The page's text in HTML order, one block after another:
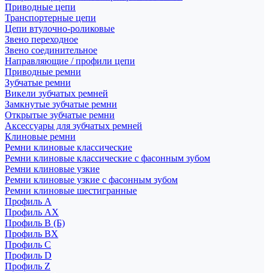
Приводные цепи
Транспортерные цепи
Цепи втулочно-роликовые
Звено переходное
Звено соединительное
Направляющие / профили цепи
Приводные ремни
Зубчатые ремни
Викели зубчатых ремней
Замкнутые зубчатые ремни
Открытые зубчатые ремни
Аксессуары для зубчатых ремней
Клиновые ремни
Ремни клиновые классические
Ремни клиновые классические с фасонным зубом
Ремни клиновые узкие
Ремни клиновые узкие с фасонным зубом
Ремни клиновые шестигранные
Профиль A
Профиль AX
Профиль B (Б)
Профиль BX
Профиль C
Профиль D
Профиль Z